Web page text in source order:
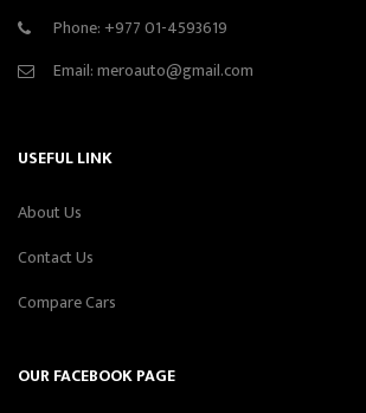
Phone: +977 01-4593619
Email:meroauto@gmail.com
USEFUL LINK
About Us
Contact Us
Compare Cars
OUR FACEBOOK PAGE